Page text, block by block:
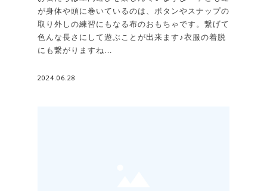
が身体や頭に巻いているのは、ボタンやスナップの
取り外しの練習にもなる布のおもちゃです。繋げて
色んな長さにして遊ぶことが出来ます♪衣服の着脱
にも繋がりますね…
2024.06.28